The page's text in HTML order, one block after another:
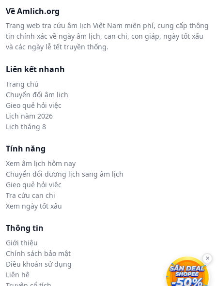
Về Amlich.org
Trang web tra cứu âm lịch Việt Nam miễn phí, cung cấp thông
tin chính xác về ngày âm lịch, can chi, con giáp, ngày tốt xấu
và các ngày lễ tết truyền thống.
Liên kết nhanh
Trang chủ
Chuyển đổi âm lịch
Gieo quẻ hỏi việc
Lịch năm 2026
Lịch tháng 8
Tính năng
Xem âm lịch hôm nay
Chuyển đổi dương lịch sang âm lịch
Gieo quẻ hỏi việc
Tra cứu can chi
Xem ngày tốt xấu
Thông tin
Giới thiệu
Chính sách bảo mật
Điều khoản sử dụng
Liên hệ
×